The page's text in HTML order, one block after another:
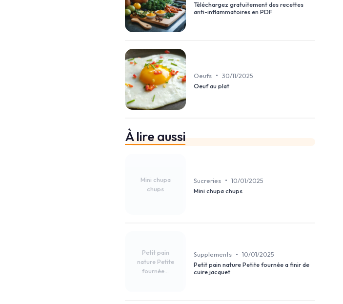
Téléchargez gratuitement des recettes
anti-inflammatoires en PDF
Oeufs • 30/11/2025
Oeuf au plat
À lire aussi
Mini chupa
chups
Sucreries • 10/01/2025
Mini chupa chups
Petit pain
nature Petite
fournée...
Supplements • 10/01/2025
Petit pain nature Petite fournée a finir de
cuire jacquet